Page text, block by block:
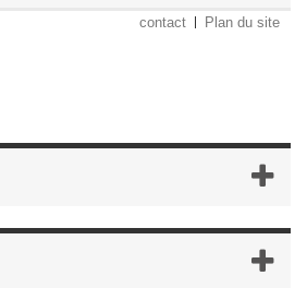
contact Plan du site